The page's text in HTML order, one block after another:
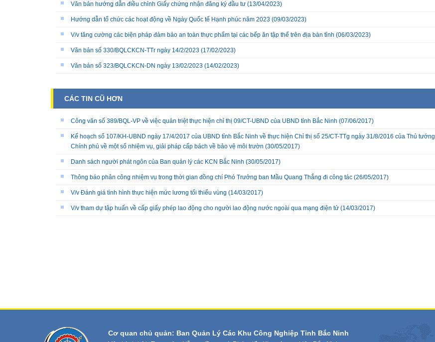
Văn bản hướng dẫn điều chỉnh Giấy chứng nhận đăng ký đầu tư (13/04/2023)
Hướng dẫn tổ chức các hoạt động về Ngày Quốc tế Hạnh phúc năm 2023 (09/03/2023)
V/v tăng cường các biện pháp đảm bảo an toàn thực phẩm tại các bếp ăn tập thể trên địa bàn tỉnh (06/03/2023)
Văn bản số 330/BQLCKCN-TTr ngày 14/2/2023 (17/02/2023)
Văn bản số 323/BQLCKCN-DN ngày 13/02/2023 (14/02/2023)
CÁC TIN CŨ HƠN
Công văn số 389/BQL-VP về việc quản triệt thực hiện chỉ thị 09/CT-UBND của UBND tỉnh Bắc Ninh (07/06/2017)
Kế hoạch số 107/KH-UBND ngày 17/4/2017 của UBND tỉnh Bắc Ninh về thực hiện Chỉ thị số 25/CT-TTg ngày 31/8/2016 của Thủ tướng
Chính phủ về một số nhiệm vụ, giải pháp cấp bách về bảo vệ môi trườn (30/05/2017)
Danh sách người phát ngôn của Ban quản lý các KCN Bắc Ninh (30/05/2017)
Thông báo phân công nhiệm vụ trong thời gian đồng chí Phó Trưởng ban Mầu Quang Thắng đi công tác (26/05/2017)
V/v Đánh giá tình hình thực hiện mức lương tối thiểu vùng (14/03/2017)
V/v tham dự tập huấn về cấp giấy phép lao động cho người lao động nước ngoài qua mạng điện tử (14/03/2017)
Cơ quan chủ quản: Ban Quản Lý Các Khu Công Nghiệp Tỉnh Bắc Ninh